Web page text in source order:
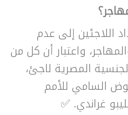
اللاجئين إلى عدم
واعتبار أن كل من
المصرية لاجئ،
السامي للأمم
غراندي. ✅